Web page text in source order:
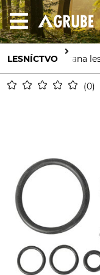
LESNÍCTVOOchrana
0